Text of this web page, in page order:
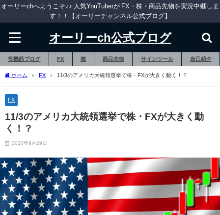
オーリーchへようこそ♪♪ 人気YouTuberが FX・株・商品先物を実況中継しま
す！！【オーリーチャンネル公式ブログ】
オーリーch公式ブログ
投機筋ブログ FX 株 商品先物 サインツール 自己紹介
ホーム FX 11/3のアメリカ大統領選挙で株・FXが大きく動く！？
FX
11/3のアメリカ大統領選挙で株・FXが大きく動
く！？
2020年9月29日